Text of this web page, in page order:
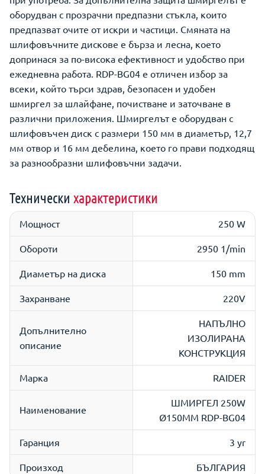
оборудван с прозрачни предпазни стъкла, които
предпазват очите от искри и частици. Смяната на
шлифовъчните дискове е бърза и лесна, което
допринася за по-висока ефективност и удобство при
ежедневна работа. RDP-BG04 е отличен избор за
всеки, който търси здрав, безопасен и удобен
шмиргел за шлайфане, почистване и заточване в
различни приложения. Шмиргелът е оборудван с
шлифовъчен диск с размери 150 мм в диаметър, 12,7
мм отвор и 16 мм дебелина, което го прави подходящ
за разнообразни шлифовъчни задачи.
Технически характеристики
Мощност 250 W
Обороти 2950 1/min
Диаметър на диска 150 mm
Захранване 220V
Допълнително
описание
НАПЪЛНО
ИЗОЛИРАНА
КОНСТРУКЦИЯ
Марка RAIDER
Наименование
ШМИРГЕЛ 250W
Ø150MM RDP-BG04
Гаранция 3 yr
Произход БЪЛГАРИЯ